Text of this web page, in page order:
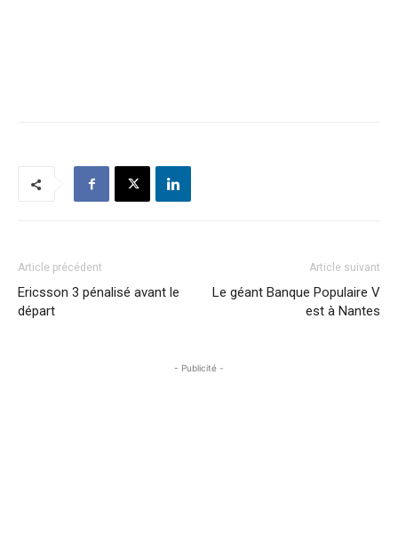
Article précédent
Ericsson 3 pénalisé avant le
départ
Article suivant
Le géant Banque Populaire V
est à Nantes
- Publicité -